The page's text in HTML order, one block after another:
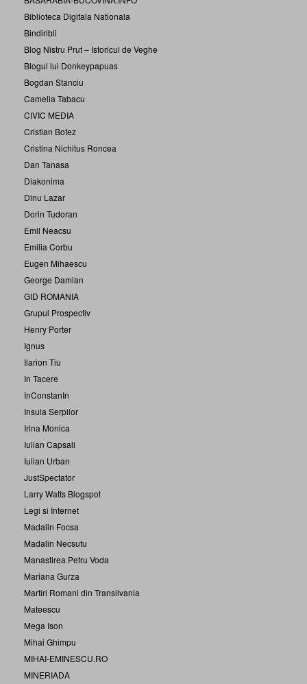
Biblioteca Digitala Nationala
Bindiribli
Blog Nistru Prut – Istoricul de Veghe
Blogul lui Donkeypapuas
Bogdan Stanciu
Camelia Tabacu
CIVIC MEDIA
Cristian Botez
Cristina Nichitus Roncea
Dan Tanasa
Diakonima
Dinu Lazar
Dorin Tudoran
Emil Neacsu
Emilia Corbu
Eugen Mihaescu
George Damian
GID ROMANIA
Grupul Prospectiv
Henry Porter
Ignus
Ilarion Tiu
In Tacere
InConstanIn
Insula Serpilor
Irina Monica
Iulian Capsali
Iulian Urban
JustSpectator
Larry Watts Blogspot
Legi si Internet
Madalin Focsa
Madalin Necsutu
Manastirea Petru Voda
Mariana Gurza
Martiri Romani din Transilvania
Mateescu
Mega Ison
Mihai Ghimpu
MIHAI-EMINESCU.RO
MINERIADA